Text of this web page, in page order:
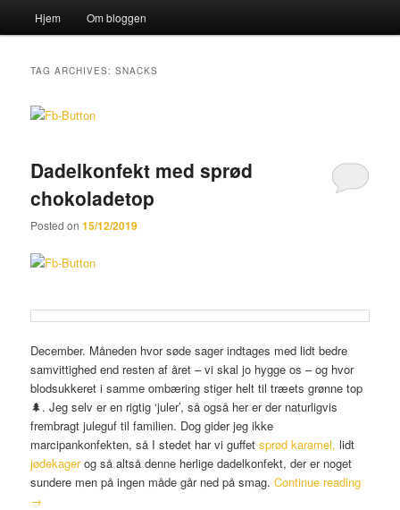
Katten og Sækken
Skip to primary content
Skip to secondary content
Hjem Om bloggen
TAG ARCHIVES:SNACKS
Dadelkonfekt med sprød
chokoladetop
Posted on15/12/2019
December. Måneden hvor søde sager indtages med lidt bedre
samvittighed end resten af året – vi skal jo hygge os – og hvor
blodsukkeret i samme ombæring stiger helt til træets grønne top
🌲. Jeg selv er en rigtig ‘juler’, så også her er der naturligvis
frembragt juleguf til familien. Dog gider jeg ikke
marcipankonfekten, så I stedet har vi guffetsprød karamel, lidt
jødekagerog så altså denne herlige dadelkonfekt, der er noget
sundere men på ingen måde går ned på smag.Continue reading
→